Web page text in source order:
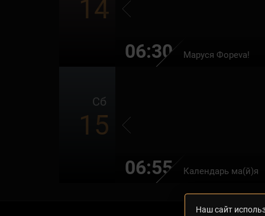
14
06:30 Маруся Фоpeva!
Сб
15
06:55 Календарь ма(й)я
Наш сайт